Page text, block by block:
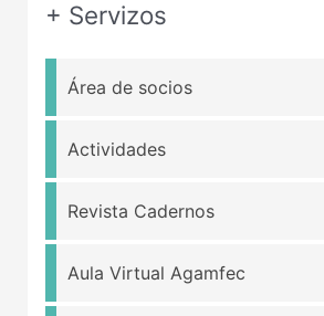
+ Servizos
Área de socios
Actividades
Revista Cadernos
Aula Virtual Agamfec